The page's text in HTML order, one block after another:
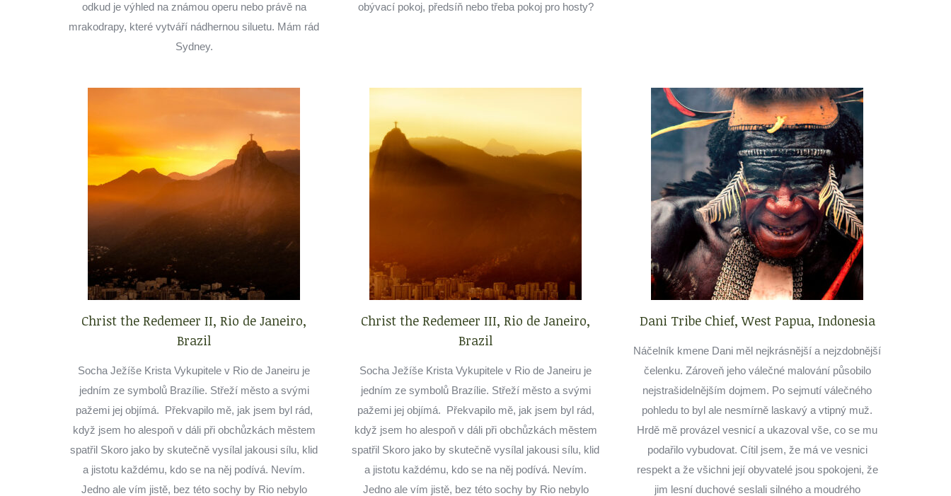
odkud je výhled na známou operu nebo právě na
mrakodrapy, které vytváří nádhernou siluetu. Mám rád
Sydney.
obývací pokoj, předsíň nebo třeba pokoj pro hosty?
Christ the Redemeer II, Rio de Janeiro,
Brazil
Socha Ježíše Krista Vykupitele v Rio de Janeiru je
jedním ze symbolů Brazílie. Střeží město a svými
pažemi jej objímá. Překvapilo mě, jak jsem byl rád,
když jsem ho alespoň v dáli při obchůzkách městem
spatřil Skoro jako by skutečně vysílal jakousi sílu, klid
a jistotu každému, kdo se na něj podívá. Nevím.
Jedno ale vím jistě, bez této sochy by Rio nebylo
Christ the Redemeer III, Rio de Janeiro,
Brazil
Socha Ježíše Krista Vykupitele v Rio de Janeiru je
jedním ze symbolů Brazílie. Střeží město a svými
pažemi jej objímá. Překvapilo mě, jak jsem byl rád,
když jsem ho alespoň v dáli při obchůzkách městem
spatřil Skoro jako by skutečně vysílal jakousi sílu, klid
a jistotu každému, kdo se na něj podívá. Nevím.
Jedno ale vím jistě, bez této sochy by Rio nebylo
Dani Tribe Chief, West Papua, Indonesia
Náčelník kmene Dani měl nejkrásnější a nejzdobnější
čelenku. Zároveň jeho válečné malování působilo
nejstrašidelnějším dojmem. Po sejmutí válečného
pohledu to byl ale nesmírně laskavý a vtipný muž.
Hrdě mě provázel vesnicí a ukazoval vše, co se mu
podařilo vybudovat. Cítil jsem, že má ve vesnici
respekt a že všichni její obyvatelé jsou spokojeni, že
jim lesní duchové seslali silného a moudrého